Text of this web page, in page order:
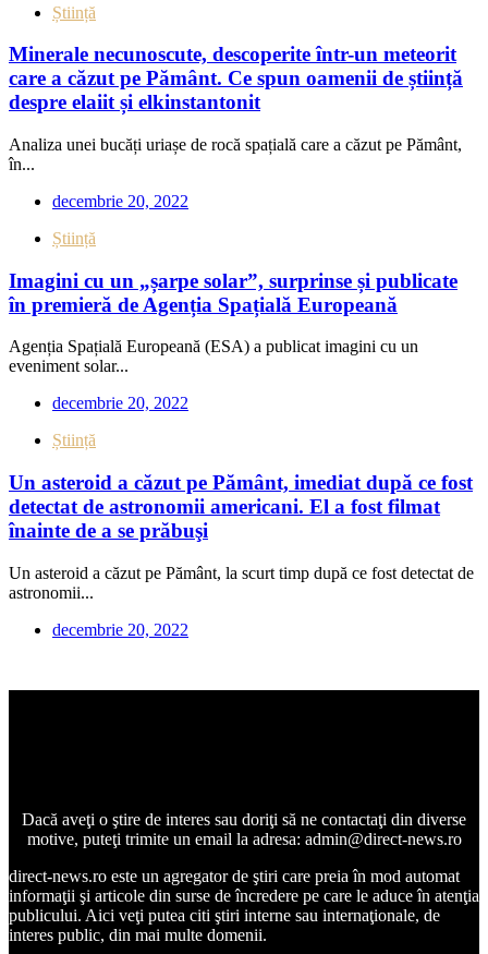
Știință
Minerale necunoscute, descoperite într-un meteorit
care a căzut pe Pământ. Ce spun oamenii de știință
despre elaiit și elkinstantonit
Analiza unei bucăți uriașe de rocă spațială care a căzut pe Pământ,
în...
decembrie 20, 2022
Știință
Imagini cu un „șarpe solar”, surprinse și publicate
în premieră de Agenția Spațială Europeană
Agenția Spațială Europeană (ESA) a publicat imagini cu un
eveniment solar...
decembrie 20, 2022
Știință
Un asteroid a căzut pe Pământ, imediat după ce fost
detectat de astronomii americani. El a fost filmat
înainte de a se prăbuşi
Un asteroid a căzut pe Pământ, la scurt timp după ce fost detectat de
astronomii...
decembrie 20, 2022
Dacă aveţi o ştire de interes sau doriţi să ne contactaţi din diverse
motive, puteţi trimite un email la adresa: admin@direct-news.ro
direct-news.ro este un agregator de ştiri care preia în mod automat
informaţii şi articole din surse de încredere pe care le aduce în atenţia
publicului. Aici veţi putea citi ştiri interne sau internaţionale, de
interes public, din mai multe domenii.